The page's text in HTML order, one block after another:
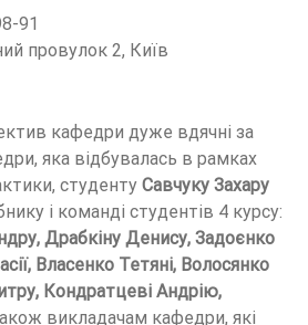
91
провулок 2, Київ
кафедри дуже вдячні за
яка відбувалась в рамках
студенту Савчуку Захару
і команді студентів 4 курсу:
Драбкіну Денису, Задоєнко
Власенко Тетяні, Волосянко
Кондратцеві Андрію,
викладачам кафедри, які